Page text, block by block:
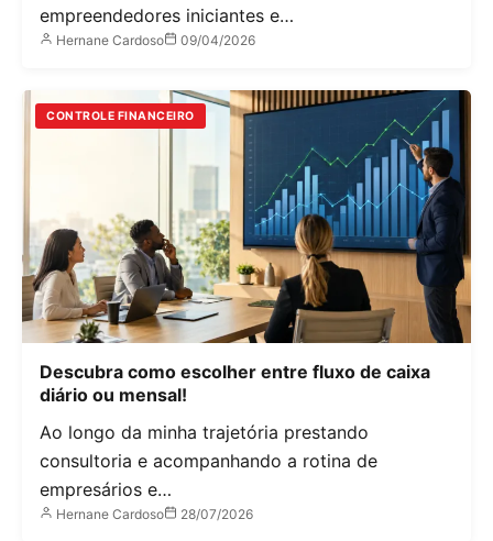
empreendedores iniciantes e…
Hernane Cardoso 09/04/2026
CONTROLE FINANCEIRO
Descubra como escolher entre fluxo de caixa
diário ou mensal!
Ao longo da minha trajetória prestando
consultoria e acompanhando a rotina de
empresários e…
Hernane Cardoso 28/07/2026